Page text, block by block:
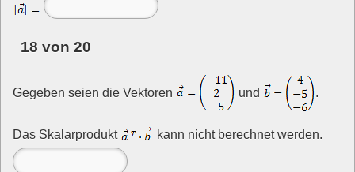
18 von 20
Gegeben seien die Vektoren und .
Das Skalarprodukt kann nicht berechnet werden.